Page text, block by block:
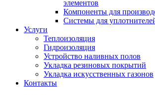
элементов
Компоненты для
Системы для
Услуги
Теплоизоляция
Гидроизоляция
Устройство наливных полов
Укладка резиновых покрытий
Укладка искусственных газонов
Контакты